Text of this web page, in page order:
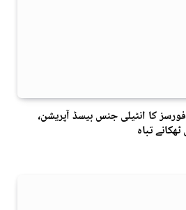
کا انٹیلی جنس بیسڈ آپریشن،
تباہ